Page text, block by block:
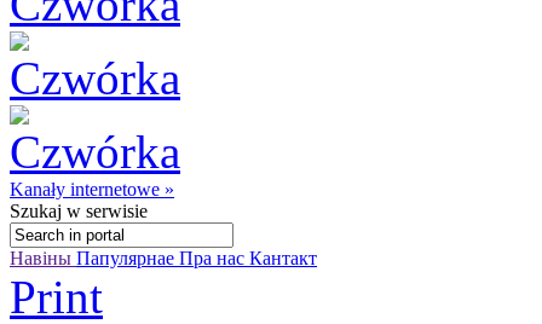
Kanały internetowe »
Szukaj w serwisie
Навіны Папулярнае Пра нас Кантакт
Print